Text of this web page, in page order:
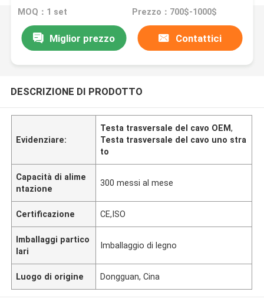
MOQ：1 set Prezzo：700$-1000$
Miglior prezzo Contattici
DESCRIZIONE DI PRODOTTO
Evidenziare:
Testa trasversale del cavo OEM,
Testa trasversale del cavo uno stra
to
Capacità di alime
ntazione
300 messi al mese
Certificazione CE,ISO
Imballaggi partico
lari
Imballaggio di legno
Luogo di origine Dongguan, Cina